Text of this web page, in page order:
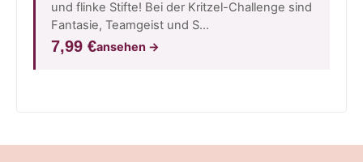
und flinke Stifte! Bei der Kritzel-Challenge sind
Fantasie, Teamgeist und S…
7,99 €ansehen →